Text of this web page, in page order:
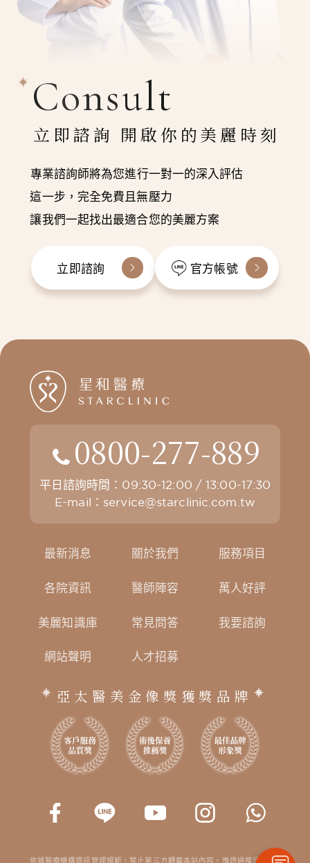
Consult
立即諮詢 開啟你的美麗時刻
專業諮詢師將為您進行一對一的深入評估
這一步，完全免費且無壓力
讓我們一起找出最適合您的美麗方案
立即諮詢 官方帳號
0800-277-889
平日諮詢時間：09:30-12:00 / 13:00-17:30
E-mail： service@starclinic.com.tw
最新消息 關於我們 服務項目
各院資訊 醫師陣容 萬人好評
美麗知識庫 常見問答 我要諮詢
網站聲明 人才招募
亞太醫美金像獎獲獎品牌
依據醫療機構資訊管理規範，禁止第三方轉載本站內容。惟透過搜尋